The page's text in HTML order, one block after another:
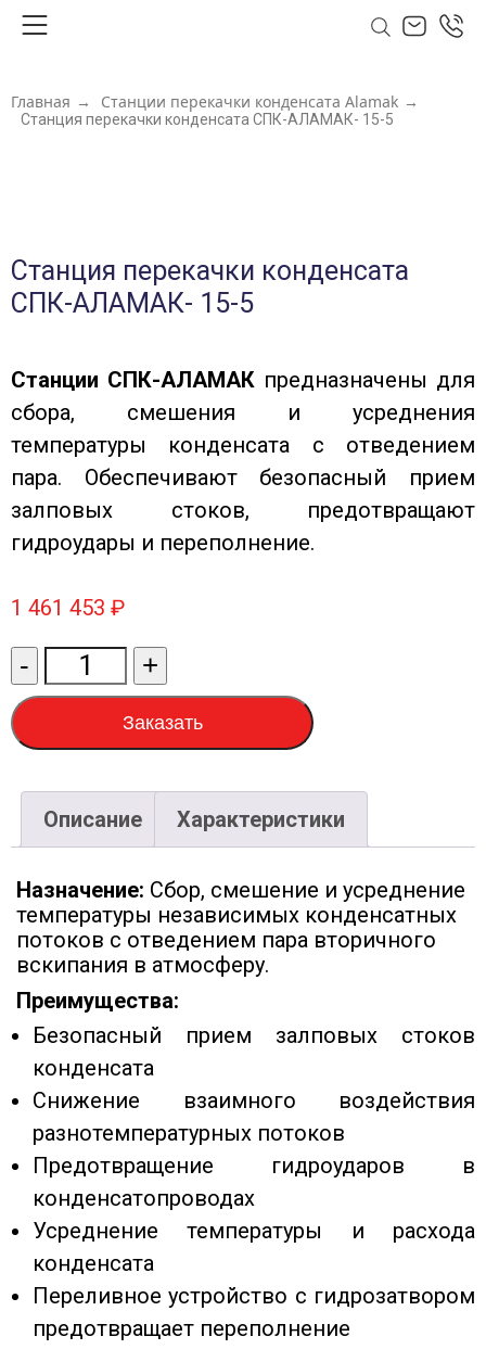
Главная → Станции перекачки конденсата Alamak →
Станция перекачки конденсата СПК-АЛАМАК- 15-5
Станция перекачки конденсата
СПК-АЛАМАК- 15-5
Станции СПК-АЛАМАК предназначены для
сбора, смешения и усреднения
температуры конденсата с отведением
пара. Обеспечивают безопасный прием
залповых стоков, предотвращают
гидроудары и переполнение.
1 461 453 ₽
-
Количество
товара
Станция
перекачки
конденсата
СПК-
АЛАМАК-
15-
5
+
Заказать
Описание Характеристики
Назначение: Сбор, смешение и усреднение
температуры независимых конденсатных
потоков с отведением пара вторичного
вскипания в атмосферу.
Преимущества:
Безопасный прием залповых стоков
конденсата
Снижение взаимного воздействия
разнотемпературных потоков
Предотвращение гидроударов в
конденсатопроводах
Усреднение температуры и расхода
конденсата
Переливное устройство с гидрозатвором
предотвращает переполнение